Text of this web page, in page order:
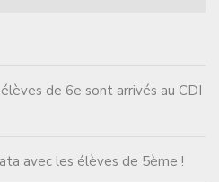
de 6e sont arrivés au CDI
avec les élèves de 5ème !